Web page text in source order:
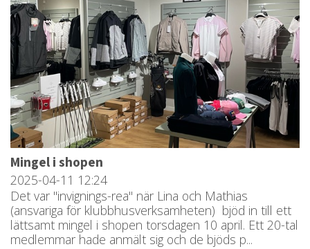
Mingel i shopen
2025-04-11 12:24
Det var "invignings-rea" när Lina och Mathias
(ansvariga för klubbhusverksamheten) bjöd in till ett
lättsamt mingel i shopen torsdagen 10 april. Ett 20-tal
medlemmar hade anmält sig och de bjöds p...